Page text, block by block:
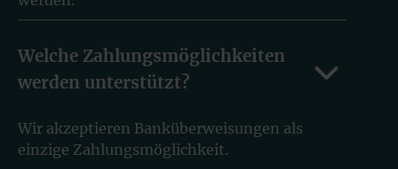
Welche Zahlungsmöglichkeiten
werden unterstützt?
Wir akzeptieren Banküberweisungen als
einzige Zahlungsmöglichkeit.